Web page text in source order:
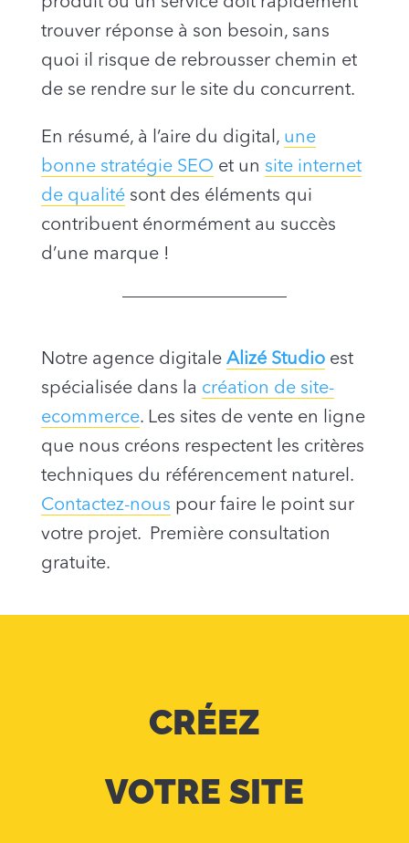
trouver réponse à son besoin, sans
quoi il risque de rebrousser chemin et
de se rendre sur le site du concurrent.
En résumé, à l’aire du digital, une
bonne stratégie SEO et un site internet
de qualitésont des éléments qui
contribuent énormément au succès
d’une marque !
Notre agence digitale Alizé Studioest
spécialisée dans la création de site-
ecommerce. Les sites de vente en ligne
que nous créons respectent les critères
techniques du référencement naturel.
Contactez-nous pour faire le point sur
votre projet. Première consultation
gratuite.
CRÉEZ
VOTRE SITE